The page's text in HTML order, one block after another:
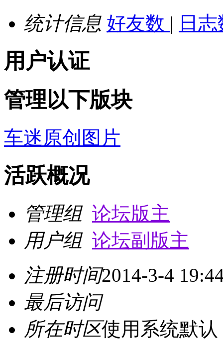
统计信息 好友数 | 日
用户认证
管理以下版块
车迷原创图片
活跃概况
管理组 论坛版主
用户组 论坛副版主
注册时间2014-3-4
最后访问
所在时区使用系统默认